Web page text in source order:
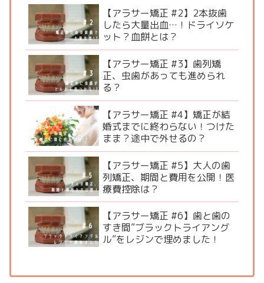
【アラサー矯正 #2】2本抜歯
したら大量出血…！ドライソケ
ット？血餅とは？
【アラサー矯正 #3】歯列矯
正、虫歯があっても進められ
る？
【アラサー矯正 #4】矯正が結
婚式までに終わらない！つけた
まま？途中で外せるの？
【アラサー矯正 #5】大人の歯
列矯正、期間と費用を公開！医
療費控除は？
【アラサー矯正 #6】歯と歯の
すき間”ブラックトライアング
ル”をレジンで埋めました！